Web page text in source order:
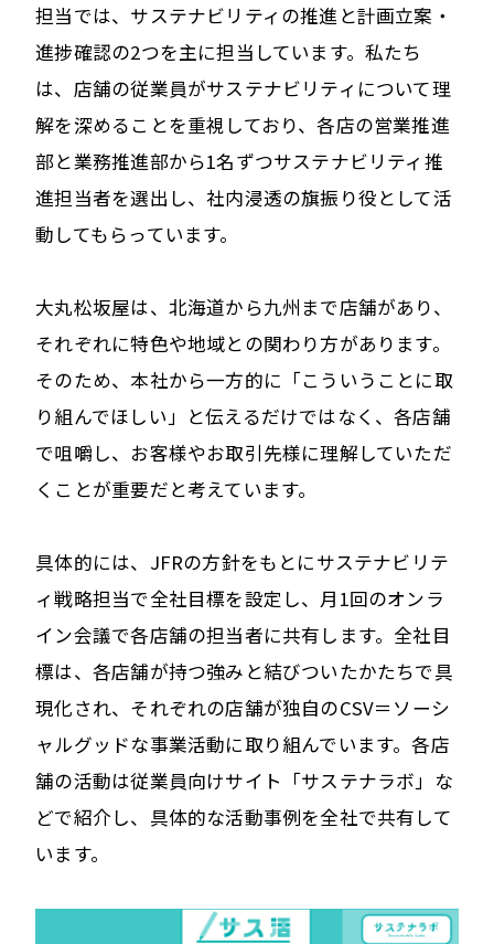
担当では、サステナビリティの推進と計画立案・
進捗確認の2つを主に担当しています。私たち
は、店舗の従業員がサステナビリティについて理
解を深めることを重視しており、各店の営業推進
部と業務推進部から1名ずつサステナビリティ推
進担当者を選出し、社内浸透の旗振り役として活
動してもらっています。
大丸松坂屋は、北海道から九州まで店舗があり、
それぞれに特色や地域との関わり方があります。
そのため、本社から一方的に「こういうことに取
り組んでほしい」と伝えるだけではなく、各店舗
で咀嚼し、お客様やお取引先様に理解していただ
くことが重要だと考えています。
具体的には、JFRの方針をもとにサステナビリテ
ィ戦略担当で全社目標を設定し、月1回のオンラ
イン会議で各店舗の担当者に共有します。全社目
標は、各店舗が持つ強みと結びついたかたちで具
現化され、それぞれの店舗が独自のCSV＝ソーシ
ャルグッドな事業活動に取り組んでいます。各店
舗の活動は従業員向けサイト「サステナラボ」な
どで紹介し、具体的な活動事例を全社で共有して
います。